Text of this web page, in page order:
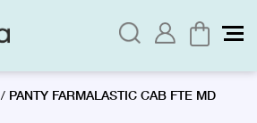
/ PANTY FARMALASTIC CAB FTE MD